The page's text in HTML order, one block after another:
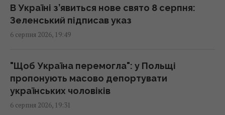
В Україні розподіляти електроенергію
будуть по-новому: Шмигаль розкрив деталі
Супутник Сатурна обертається настільки
повільно, що його доба триває майже 16
днів
В Україні з’явиться нове свято 8 серпня:
Зеленський підписав указ
6 серпня 2026, 19:49
"Щоб Україна перемогла": у Польщі
пропонують масово депортувати
українських чоловіків
6 серпня 2026, 19:31